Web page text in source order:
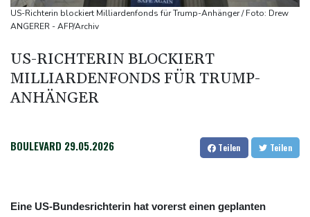
stehen an
Coup für Köln: Hendrich kehrt in die Bundesliga zurück
Düsseldorf ertappt
"Infanti-No Go": Pressestimmen zum Verbleib des FIFA-Chefs
US-Richterin blockiert Milliardenfonds für Trump-Anhänger / Foto: Drew
ANGERER - AFP/Archiv
US-RICHTERIN BLOCKIERT
MILLIARDENFONDS FÜR TRUMP-
ANHÄNGER
BOULEVARD 29.05.2026 Teilen Teilen
Eine US-Bundesrichterin hat vorerst einen geplanten